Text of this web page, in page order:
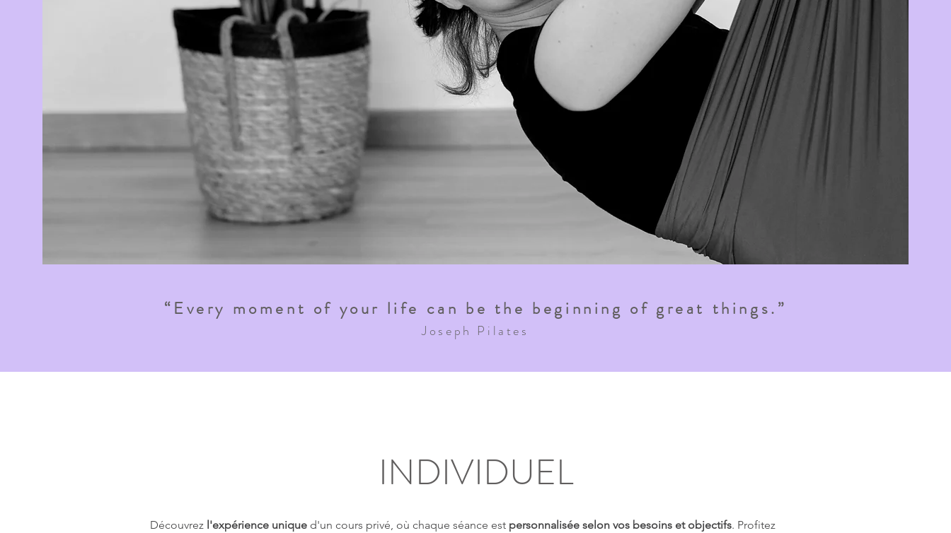
“Every moment of your life can be the beginning of great things.”
Joseph Pilates
INDIVIDUEL
Découvrez l'expérience unique d'un cours privé, où chaque séance est personnalisée selon vos besoins et objectifs. Profitez